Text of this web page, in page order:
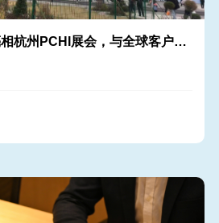
杭州PCHI展会，与全球客户共